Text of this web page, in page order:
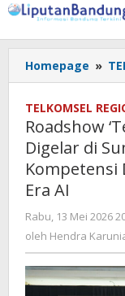
Lewati
konten
Homepage »
TELKOMSEL
Roadshow
Digelar di
Kompetensi
Era AI
Rabu, 13 Mei 2026
oleh Hendra